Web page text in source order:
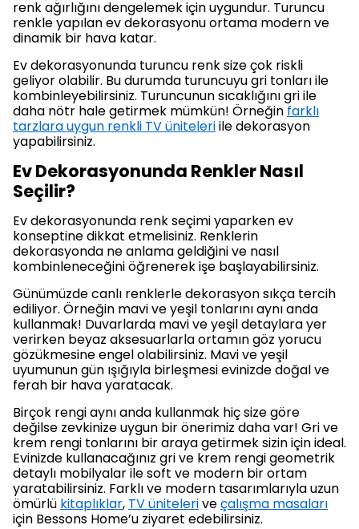
renk ağırlığını dengelemek için uygundur. Turuncu
renkle yapılan ev dekorasyonu ortama modern ve
dinamik bir hava katar.
Ev dekorasyonunda turuncu renk size çok riskli
geliyor olabilir. Bu durumda turuncuyu gri tonları ile
kombinleyebilirsiniz. Turuncunun sıcaklığını gri ile
daha nötr hale getirmek mümkün! Örneğin farklı
tarzlara uygun renkli TV üniteleriile dekorasyon
yapabilirsiniz.
Ev Dekorasyonunda Renkler Nasıl
Seçilir?
Ev dekorasyonunda renk seçimi yaparken ev
konseptine dikkat etmelisiniz. Renklerin
dekorasyonda ne anlama geldiğini ve nasıl
kombinleneceğini öğrenerek işe başlayabilirsiniz.
Günümüzde canlı renklerle dekorasyon sıkça tercih
ediliyor. Örneğin mavi ve yeşil tonlarını aynı anda
kullanmak! Duvarlarda mavi ve yeşil detaylara yer
verirken beyaz aksesuarlarla ortamın göz yorucu
gözükmesine engel olabilirsiniz. Mavi ve yeşil
uyumunun gün ışığıyla birleşmesi evinizde doğal ve
ferah bir hava yaratacak.
Birçok rengi aynı anda kullanmak hiç size göre
değilse zevkinize uygun bir önerimiz daha var! Gri ve
krem rengi tonlarını bir araya getirmek sizin için ideal.
Evinizde kullanacağınız gri ve krem rengi geometrik
detaylı mobilyalar ile soft ve modern bir ortam
yaratabilirsiniz. Farklı ve modern tasarımlarıyla uzun
ömürlü kitaplıklar, TV üniteleriveçalışma masaları
için Bessons Home’u ziyaret edebilirsiniz.